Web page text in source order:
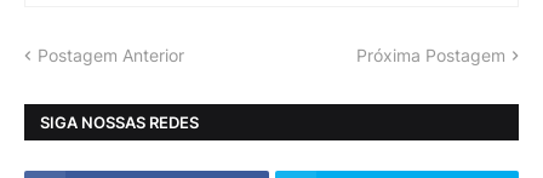
Postagem Anterior Próxima Postagem
SIGA NOSSAS REDES